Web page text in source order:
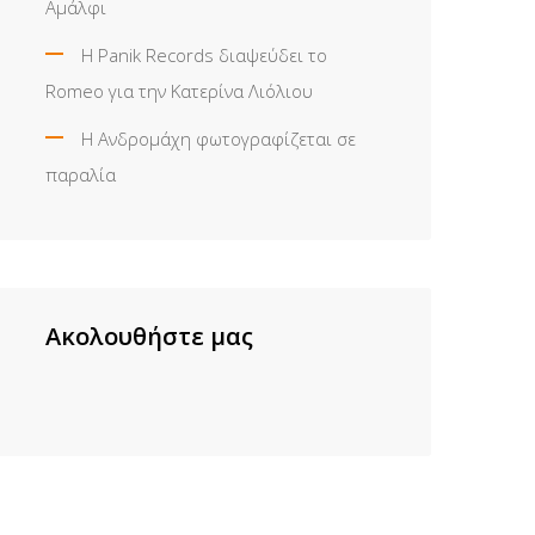
Αμάλφι
Η Panik Records διαψεύδει το
Romeo για την Κατερίνα Λιόλιου
Η Ανδρομάχη φωτογραφίζεται σε
παραλία
Ακολουθήστε μας